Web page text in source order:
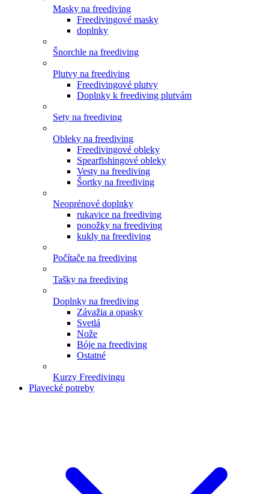
Masky na freediving
Freedivingové masky
doplnky
Šnorchle na freediving
Plutvy na freediving
Freedivingové plutvy
Doplnky k freediving plutvám
Sety na freediving
Obleky na freediving
Freedivingové obleky
Spearfishingové obleky
Vesty na freediving
Šortky na freediving
Neoprénové doplnky
rukavice na freediving
ponožky na freediving
kukly na freediving
Počítače na freediving
Tašky na freediving
Doplnky na freediving
Závažia a opasky
Svetlá
Nože
Bóje na freediving
Ostatné
Kurzy Freedivingu
Plavecké potreby